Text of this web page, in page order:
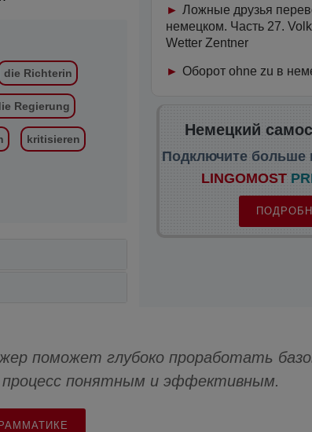
die Richterin
Regierung
kritisieren
Ложные друзья
немецком. Часть 27.
Wetter Zentner
Оборот ohne zu в
Немецкий
Подключите больше
LINGOMOST
поможет глубоко проработать
процесс понятным и эффективным.